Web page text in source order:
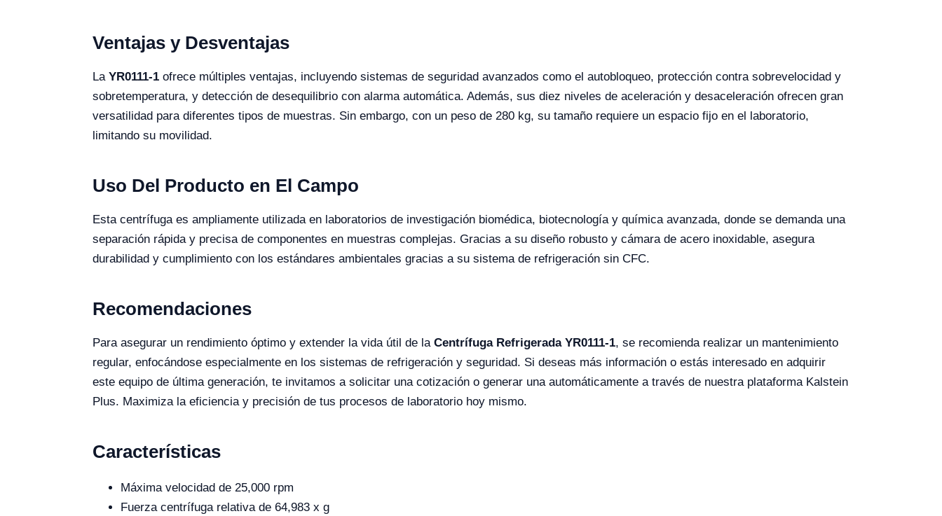
Ventajas y Desventajas
La YR0111-1 ofrece múltiples ventajas, incluyendo sistemas de seguridad avanzados como el autobloqueo, protección contra sobrevelocidad y
sobretemperatura, y detección de desequilibrio con alarma automática. Además, sus diez niveles de aceleración y desaceleración ofrecen gran
versatilidad para diferentes tipos de muestras. Sin embargo, con un peso de 280 kg, su tamaño requiere un espacio fijo en el laboratorio,
limitando su movilidad.
Uso Del Producto en El Campo
Esta centrífuga es ampliamente utilizada en laboratorios de investigación biomédica, biotecnología y química avanzada, donde se demanda una
separación rápida y precisa de componentes en muestras complejas. Gracias a su diseño robusto y cámara de acero inoxidable, asegura
durabilidad y cumplimiento con los estándares ambientales gracias a su sistema de refrigeración sin CFC.
Recomendaciones
Para asegurar un rendimiento óptimo y extender la vida útil de la Centrífuga Refrigerada YR0111-1, se recomienda realizar un mantenimiento
regular, enfocándose especialmente en los sistemas de refrigeración y seguridad. Si deseas más información o estás interesado en adquirir
este equipo de última generación, te invitamos a solicitar una cotización o generar una automáticamente a través de nuestra plataforma Kalstein
Plus. Maximiza la eficiencia y precisión de tus procesos de laboratorio hoy mismo.
Características
Máxima velocidad de 25,000 rpm
Fuerza centrífuga relativa de 64,983 x g